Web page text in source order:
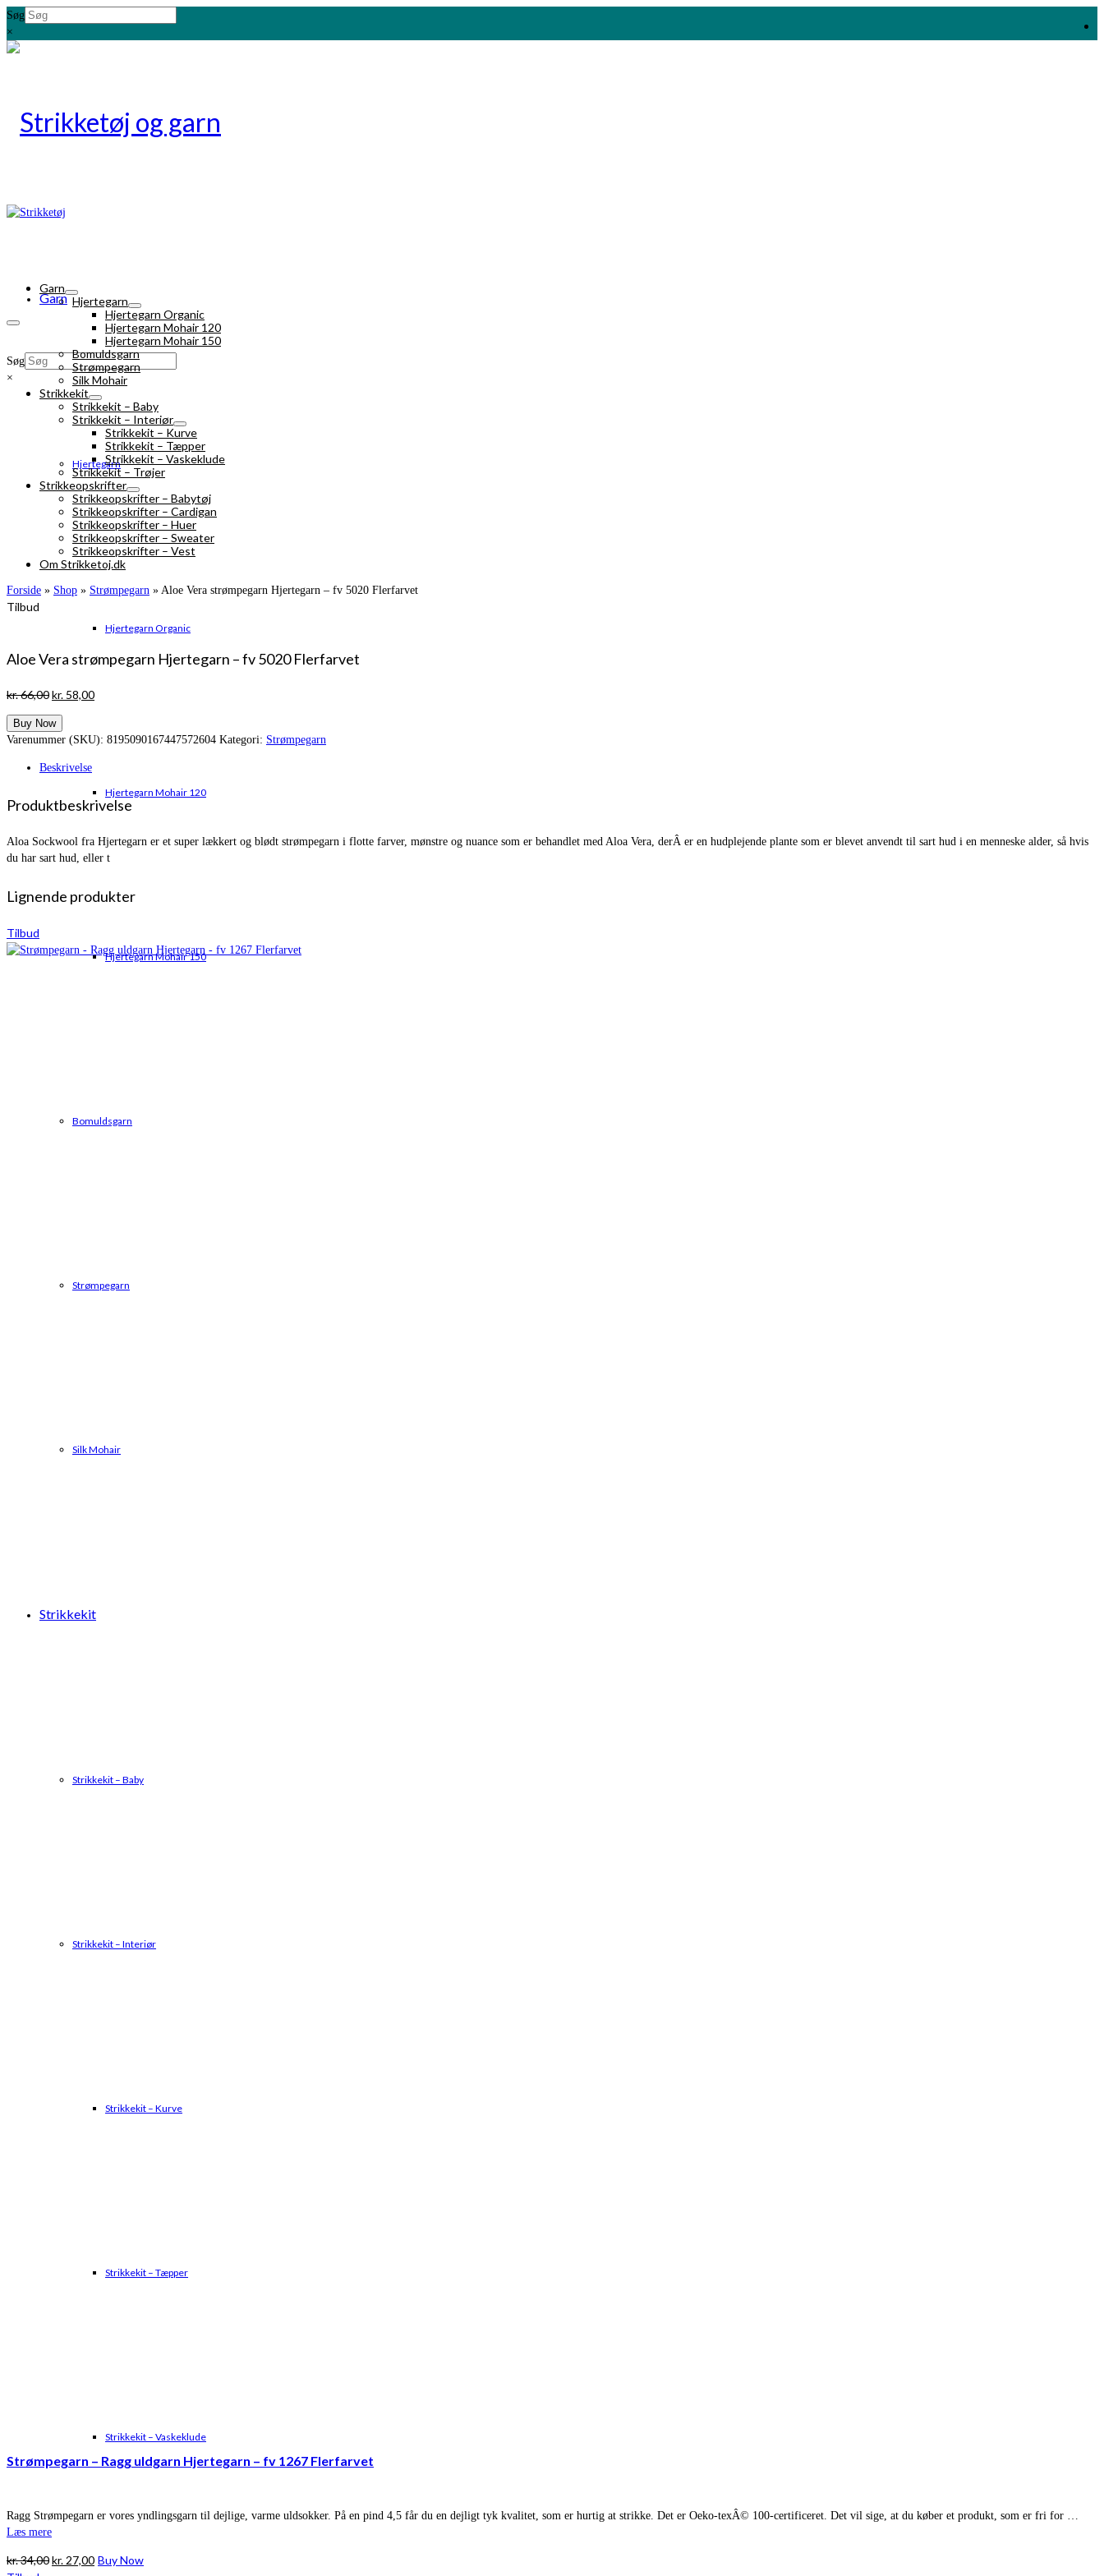
Søg
×
Garn
Hjertegarn
Hjertegarn Organic
Hjertegarn Mohair 120
Hjertegarn Mohair 150
Bomuldsgarn
Strømpegarn
Silk Mohair
Strikkekit
Strikkekit – Baby
Strikkekit – Interiør
Strikkekit – Kurve
Strikkekit – Tæpper
Strikkekit – Vaskeklude
Søg
×
Garn
Hjertegarn
Hjertegarn Organic
Hjertegarn Mohair 120
Hjertegarn Mohair 150
Bomuldsgarn
Strømpegarn
Silk Mohair
Strikkekit
Strikkekit – Baby
Strikkekit – Interiør
Strikkekit – Kurve
Strikkekit – Tæpper
Strikkekit – Vaskeklude
Strikkekit – Trøjer
Strikkeopskrifter
Strikkeopskrifter – Babytøj
Strikkeopskrifter – Cardigan
Strikkeopskrifter – Huer
Strikkeopskrifter – Sweater
Strikkeopskrifter – Vest
Om Strikketoj.dk
Forside » Shop » Strømpegarn » Aloe Vera strømpegarn Hjertegarn – fv 5020 Flerfarvet
Tilbud
Aloe Vera strømpegarn Hjertegarn – fv 5020 Flerfarvet
kr.66,00Den
pris
var:
kr. 58,00Den
er:
Buy Now
Varenummer (SKU): 8195090167447572604 Kategori: Strømpegarn
Beskrivelse
Produktbeskrivelse
Aloa Sockwool fra Hjertegarn er et super lækkert og blødt strømpegarn i flotte farver, mønstre og nuance som er behandlet med Aloa Vera, derÂ er en hudplejende plante som er blevet anvendt til sart hud i en menneske alder, så hvis
du har sart hud, eller t
Lignende produkter
Tilbud
Strømpegarn – Ragg uldgarn Hjertegarn – fv 1267 Flerfarvet
Ragg Strømpegarn er vores yndlingsgarn til dejlige, varme uldsokker. På en pind 4,5 får du en dejligt tyk kvalitet, som er hurtig at strikke. Det er Oeko-texÂ© 100-certificeret. Det vil sige, at du køber et produkt, som er fri for …
Læs mere
kr.34,00Den
kr. 27,00Den
Buy Now